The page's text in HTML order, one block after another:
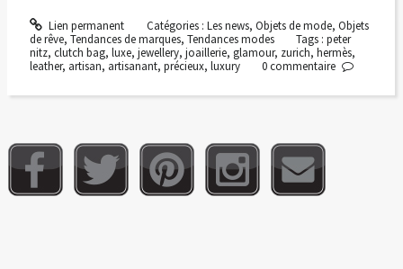
Lien permanent Catégories : Les news, Objets de mode, Objets
de rêve, Tendances de marques, Tendances modes Tags :peter
nitz, clutch bag, luxe, jewellery, joaillerie, glamour, zurich, hermès,
leather, artisan, artisanant, précieux, luxury 0commentaire